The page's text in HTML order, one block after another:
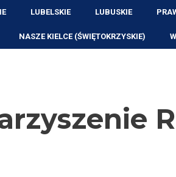
LUBELSKIE LUBUSKIE
NASZE KIELCE (ŚWIĘTOKRZYSKIE)